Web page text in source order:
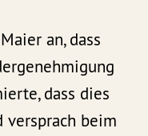
an, dass
dass dies
beim